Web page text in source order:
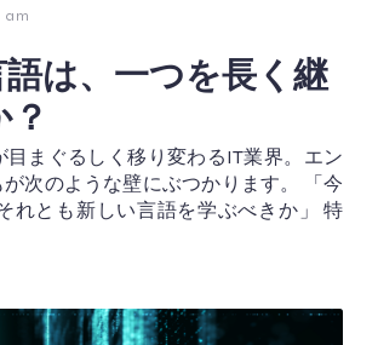
am
は、一つを長く継
まぐるしく移り変わるIT業界。エン
次のような壁にぶつかります。 「今
れとも新しい言語を学ぶべきか」 特